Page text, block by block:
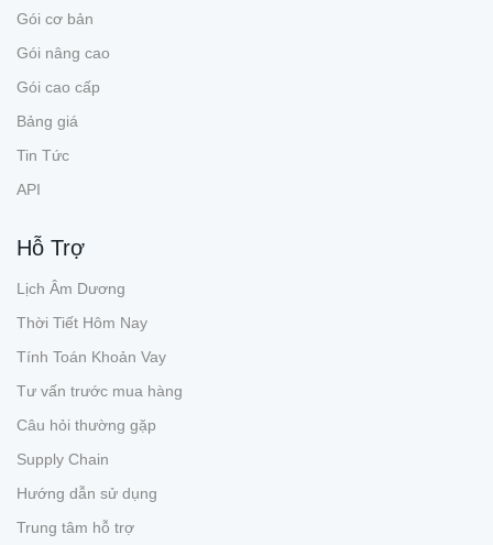
Gói cơ bản
Gói nâng cao
Gói cao cấp
Bảng giá
Tin Tức
API
Hỗ Trợ
Lịch Âm Dương
Thời Tiết Hôm Nay
Tính Toán Khoản Vay
Tư vấn trước mua hàng
Câu hỏi thường gặp
Supply Chain
Hướng dẫn sử dụng
Trung tâm hỗ trợ